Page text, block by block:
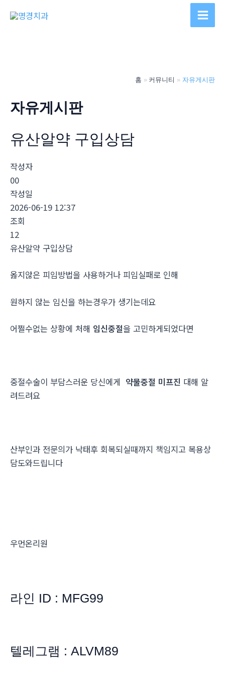
Main
홈 커뮤니티 자유게시판
자유게시판
유산알약 구입상담
작성자
00
작성일
2026-06-19 12:37
조회
12
유산알약 구입상담
옳지않은 피임방법을 사용하거나 피임실패로 인해
원하지 않는 임신을 하는경우가 생기는데요
어쩔수없는 상황에 처해 임신중절을 고민하게되었다면
중절수술이 부담스러운 당신에게 약물중절 미프진 대해 알
려드려요
산부인과 전문의가 낙태후 회복되실때까지 책임지고 복용상
담도와드립니다
우먼온리원
라인 ID : MFG99
텔레그램 : ALVM89